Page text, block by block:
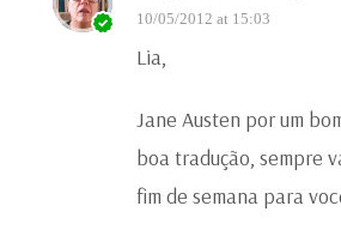
10/05/2012 at 15:03
Lia,
Jane Austen por um
boa tradução, sempre
fim de semana para